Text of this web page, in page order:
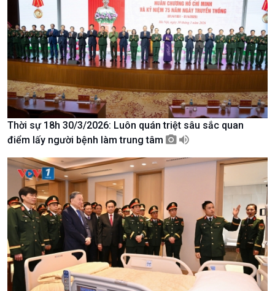
Chính trị
Tin Chính trị
Quốc hội với cử tri
Xây dựng đảng
Đảng trong cuộc sống
Nhận diện sự thật
Pháp luật và đời sống
Thế giới
Tin thế giới
Hồ sơ sự kiện quốc tế
Thế giới & Việt Nam
Biên cương - Một dải vững
bền
Thời sự 18h 30/3/2026: Luôn quán triệt sâu sắc quan
điểm lấy người bệnh làm trung tâm